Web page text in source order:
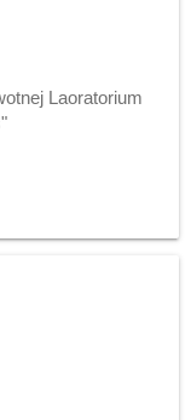
Laoratorium